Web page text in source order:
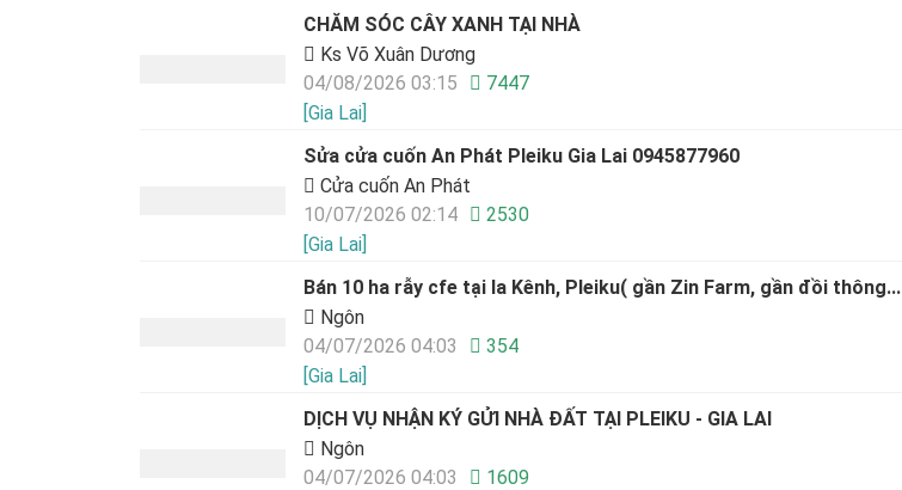
CHĂM SÓC CÂY XANH TẠI NHÀ
Ks Võ Xuân Dương
04/08/2026 03:15
7447
[Gia Lai]
Sửa cửa cuốn An Phát Pleiku Gia Lai 0945877960
Cửa cuốn An Phát
10/07/2026 02:14
2530
[Gia Lai]
Bán 10 ha rẫy cfe tại Ia Kênh, Pleiku( gần Zin Farm, gần đồi thông...
Ngôn
04/07/2026 04:03
354
[Gia Lai]
DỊCH VỤ NHẬN KÝ GỬI NHÀ ĐẤT TẠI PLEIKU - GIA LAI
Ngôn
04/07/2026 04:03
1609